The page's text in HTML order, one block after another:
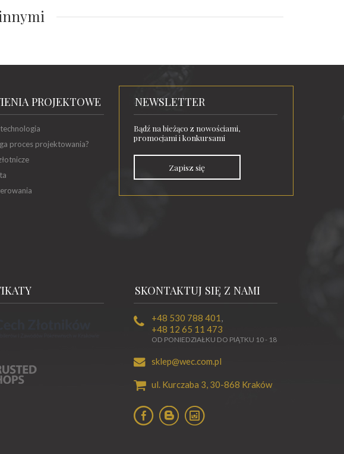
PROJEKTOWE
proces projektowania?
NEWSLETTER
Bądź na bieżąco z nowościami,
promocjami i konkursami
Zapisz się
SKONTAKTUJ SIĘ Z NAMI
+48 530 788 401 ,
+48 12 65 11 473
OD PONIEDZIAŁKU DO PIĄTKU 10 - 18
sklep@wec.com.pl
ul. Kurczaba 3, 30-868 Kraków